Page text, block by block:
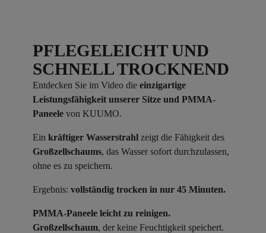
PFLEGELEICHT UND
SCHNELL TROCKNEND
Entdecken Sie im Video die einzigartige
Leistungsfähigkeit unserer Sitze und PMMA-
Paneele von KUUMO.
Ein kräftiger Wasserstrahl zeigt die Fähigkeit des
Großzellschaums, das Wasser sofort durchzulassen,
ohne es zu speichern.
Ergebnis: vollständig trocken in nur 45 Minuten.
PMMA-Paneele leicht zu reinigen.
Großzellschaum, der keine Feuchtigkeit speichert.